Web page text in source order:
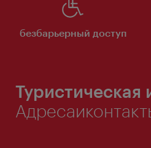
безбарьерный доступ